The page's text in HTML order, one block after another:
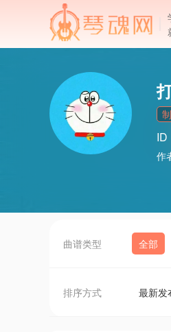
ID
作
曲谱类型 全部
排序方式 最新发